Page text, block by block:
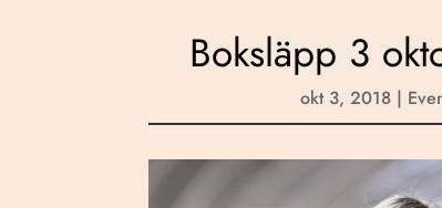
Boksläpp 3
okt 3, 2018 |